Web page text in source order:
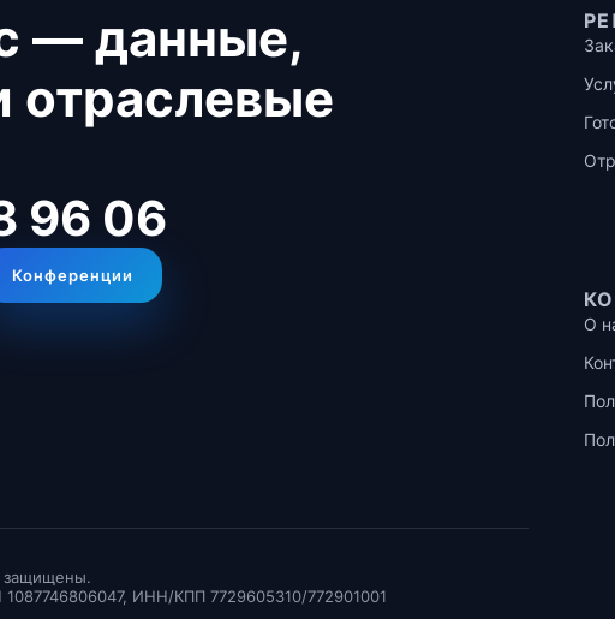
— данные,
отраслевые
96 06
Конференции
О
защищены.
ИНН/КПП 7729605310/772901001